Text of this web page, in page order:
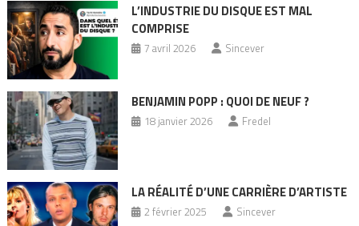
L’INDUSTRIE DU DISQUE EST MAL
COMPRISE
7 avril 2026 Sincever
BENJAMIN POPP : QUOI DE NEUF ?
18 janvier 2026 Fredel
LA RÉALITÉ D’UNE CARRIÈRE D’ARTISTE
2 février 2025 Sincever